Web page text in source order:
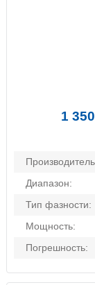
Диапазон:
Тип фазности:
Мощность:
Погрешность:
1